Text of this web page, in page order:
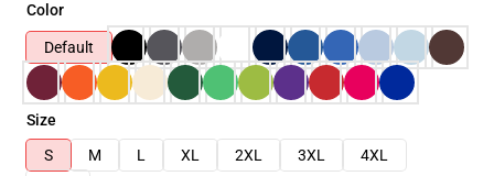
Color
Default
Size
S
M L XL 2XL 3XL
4XL